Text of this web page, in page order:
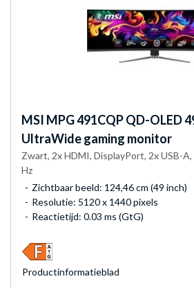
MSI MPG 491CQP QD-OLED
UltraWide gaming monitor
Zwart, 2x HDMI, DisplayPort, 2x USB-A,
Hz
Zichtbaar beeld: 124,46 cm (49 inch)
Resolutie: 5120 x 1440 pixels
Reactietijd: 0.03 ms (GtG)
Product­informatieblad